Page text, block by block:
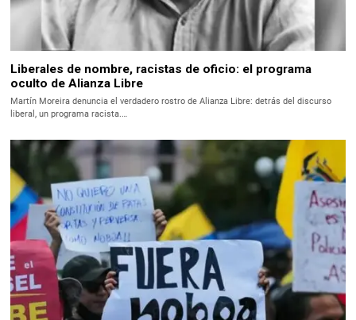
Liberales de nombre, racistas de oficio: el programa
oculto de Alianza Libre
Martín Moreira denuncia el verdadero rostro de Alianza Libre: detrás del discurso
liberal, un programa racista.…